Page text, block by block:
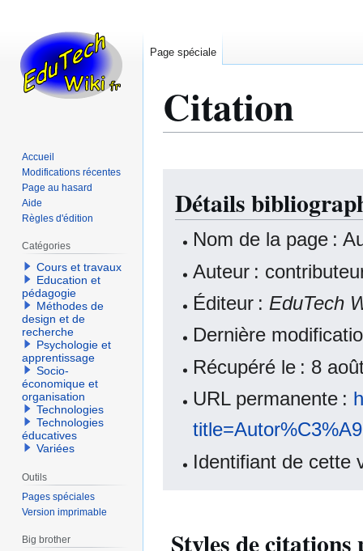
Citation
navigation
recherche
Détails
Nom de la page :
Auteur :
Éditeur : EduTech
Dernière
Récupéré le : 8
URL permanente :
Identifiant de cette
Styles de
Page spéciale
Accueil
Modifications récentes
Page au hasard
Aide
Règles d'édition
Catégories
Cours et travaux
Education et
pédagogie
Méthodes de
design et de
recherche
Psychologie et
apprentissage
Socio-
économique et
organisation
Technologies
Technologies
éducatives
Variées
Outils
Pages spéciales
Version imprimable
Big brother